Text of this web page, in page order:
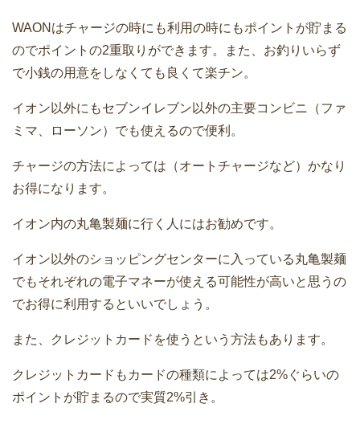
WAONはチャージの時にも利用の時にもポイントが貯まる
のでポイントの2重取りができます。また、お釣りいらず
で小銭の用意をしなくても良くて楽チン。
イオン以外にもセブンイレブン以外の主要コンビニ（ファ
ミマ、ローソン）でも使えるので便利。
チャージの方法によっては（オートチャージなど）かなり
お得になります。
イオン内の丸亀製麺に行く人にはお勧めです。
イオン以外のショッピングセンターに入っている丸亀製麺
でもそれぞれの電子マネーが使える可能性が高いと思うの
でお得に利用するといいでしょう。
また、クレジットカードを使うという方法もあります。
クレジットカードもカードの種類によっては2%ぐらいの
ポイントが貯まるので実質2%引き。